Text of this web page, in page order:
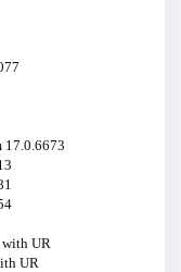
17.0.6673
UR
UR